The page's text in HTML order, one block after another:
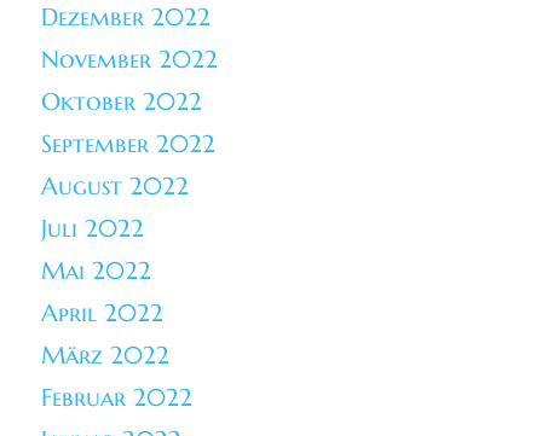
Dezember 2022
November 2022
Oktober 2022
September 2022
August 2022
Juli 2022
Mai 2022
April 2022
März 2022
Februar 2022